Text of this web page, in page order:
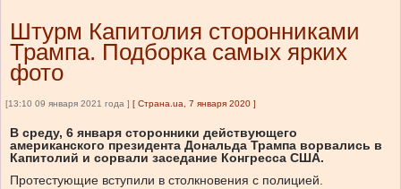
Штурм Капитолия сторонниками
Трампа. Подборка самых ярких
фото
[13:10 09 января 2021 года ] [ Страна.ua, 7 января 2020 ]
В среду, 6 января сторонники действующего
американского президента Дональда Трампа ворвались в
Капитолий и сорвали заседание Конгресса США.
Протестующие вступили в столкновения с полицией.